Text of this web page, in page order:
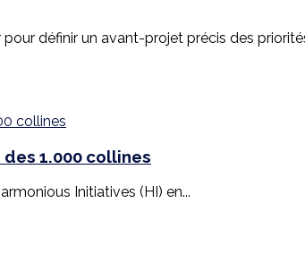
définir un avant-projet précis des
des 1.000 collines
Initiatives (HI) en...